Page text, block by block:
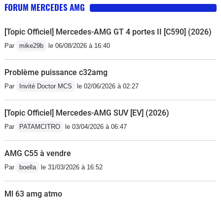
FORUM MERCEDES AMG
[Topic Officiel] Mercedes-AMG GT 4 portes II [C590] (2026)
Par mike29b le 06/08/2026 à 16:40
Problème puissance c32amg
Par Invité Doctor MCS le 02/06/2026 à 02:27
[Topic Officiel] Mercedes-AMG SUV [EV] (2026)
Par PATAMCITRO le 03/04/2026 à 06:47
AMG C55 à vendre
Par boella le 31/03/2026 à 16:52
Ml 63 amg atmo